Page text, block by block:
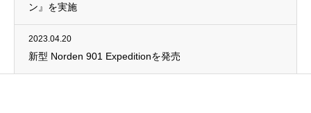
ン』を実施
2023.04.20
新型 Norden 901 Expeditionを発売